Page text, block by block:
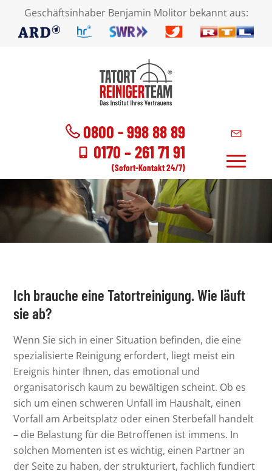
Geschäftsinhaber Benjamin Molitor bekannt aus:
0800 - 998 88 89
0170 – 261 71 91
(Sofort-Kontakt 24/7)
Ich brauche eine Tatortreinigung. Wie läuft
sie ab?
Wenn Sie sich in einer Situation befinden, die eine
spezialisierte Reinigung erfordert, liegt meist ein
Ereignis hinter Ihnen, das emotional und
organisatorisch kaum zu bewältigen scheint. Ob es
sich um einen schweren Unfall im Haushalt, einen
Vorfall am Arbeitsplatz oder einen Sterbefall handelt
– die Belastung für die Betroffenen ist immens. In
solchen Momenten ist es wichtig, einen Partner an
der Seite zu haben, der strukturiert, fachlich fundiert